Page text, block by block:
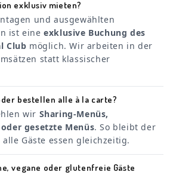
exklusiv mieten?
und ausgewählten
ist eineexklusive Buchung des
Club möglich. Wir arbeiten in der
statt klassischer
bestellen alle à la carte?
wir Sharing-Menüs,
gesetzte Menüs. So bleibt der
Gäste essen gleichzeitig.
vegane oder glutenfreie Gäste